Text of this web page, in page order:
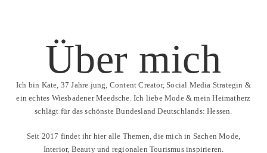
Über mich
Ich bin Kate, 37 Jahre jung, Content Creator, Social Media Strategin &
ein echtes Wiesbadener Meedsche. Ich liebe Mode & mein Heimatherz
schlägt für das schönste Bundesland Deutschlands: Hessen.
Seit 2017 findet ihr hier alle Themen, die mich in Sachen Mode,
Interior, Beauty und regionalen Tourismus inspirieren.